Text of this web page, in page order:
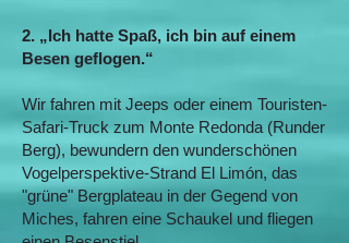
2. „Ich hatte Spaß, ich bin auf einem
Besen geflogen.“
Wir fahren mit Jeeps oder einem Touristen-
Safari-Truck zum Monte Redonda (Runder
Berg), bewundern den wunderschönen
Vogelperspektive-Strand El Limón, das
"grüne" Bergplateau in der Gegend von
Miches, fahren eine Schaukel und fliegen